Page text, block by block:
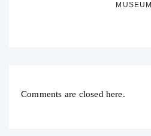
MUSEUM
Comments are closed here.